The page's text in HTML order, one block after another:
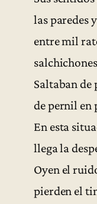
las paredes
entre mil
Saltaban de
de pernil en
En esta
llega la
Oyen el
pierden el